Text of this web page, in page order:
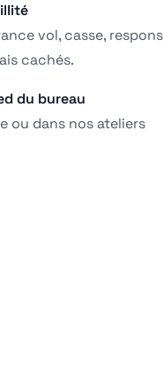
vol, casse,
cachés.
du bureau
ou dans nos ateliers